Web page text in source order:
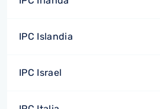
IPC Islandia
IPC Israel